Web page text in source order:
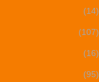
(14)
(107)
(16)
(95)